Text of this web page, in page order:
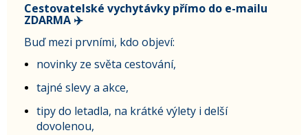
Cestovatelské vychytávky přímo do e-mailu
ZDARMA ✈️
Buď mezi prvními, kdo objeví:
novinky ze světa cestování,
tajné slevy a akce,
tipy do letadla, na krátké výlety i delší
dovolenou,